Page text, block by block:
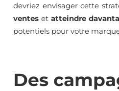
devriez envisager cette
ventes et atteindre
potentiels pour votre
Des